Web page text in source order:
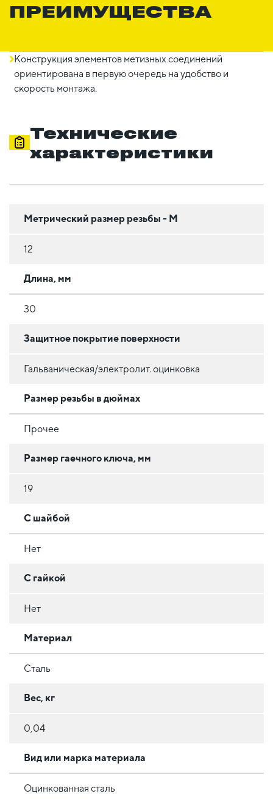
ПРЕИМУЩЕСТВА
Конструкция элементов метизных соединений
ориентирована в первую очередь на удобство и
скорость монтажа.
Технические
характеристики
Метрический размер резьбы - М
12
Длина, мм
30
Защитное покрытие поверхности
Гальваническая/электролит. оцинковка
Размер резьбы в дюймах
Прочее
Размер гаечного ключа, мм
19
С шайбой
Нет
С гайкой
Нет
Материал
Сталь
Вес, кг
0,04
Вид или марка материала
Оцинкованная сталь